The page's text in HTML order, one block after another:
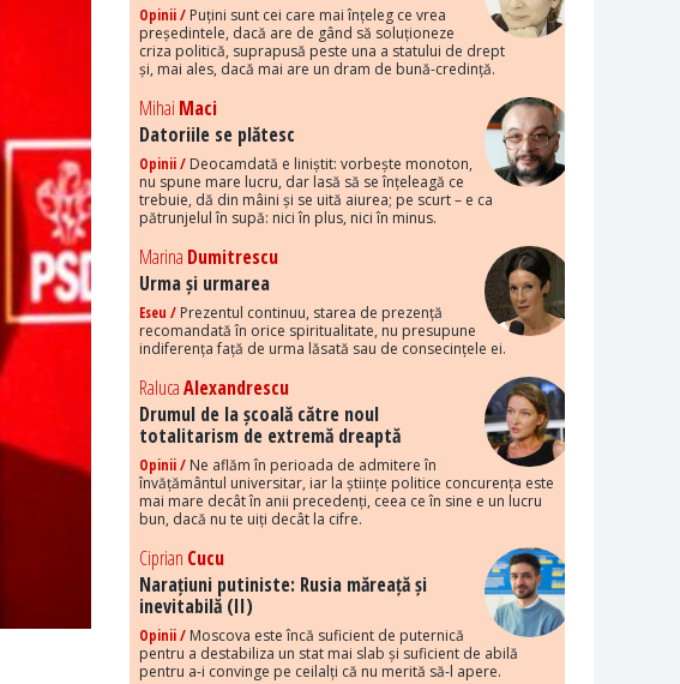
Opinii / Puțini sunt cei care mai înțeleg ce vrea
președintele, dacă are de gând să soluționeze
criza politică, suprapusă peste una a statului de drept
și, mai ales, dacă mai are un dram de bună-credință.
Mihai Maci
Datoriile se plătesc
Opinii / Deocamdată e liniștit: vorbește monoton,
nu spune mare lucru, dar lasă să se înțeleagă ce
trebuie, dă din mâini și se uită aiurea; pe scurt – e ca
pătrunjelul în supă: nici în plus, nici în minus.
Marina Dumitrescu
Urma și urmarea
Eseu / Prezentul continuu, starea de prezență
recomandată în orice spiritualitate, nu presupune
indiferența față de urma lăsată sau de consecințele ei.
RalucaAlexandrescu
Drumul de la școală către noul
totalitarism de extremă dreaptă
Opinii / Ne aflăm în perioada de admitere în
învățământul universitar, iar la științe politice concurența este
mai mare decât în anii precedenți, ceea ce în sine e un lucru
bun, dacă nu te uiți decât la cifre.
Ciprian Cucu
Narațiuni putiniste: Rusia măreață și
inevitabilă (II)
Opinii / Moscova este încă suficient de puternică
pentru a destabiliza un stat mai slab și suficient de abilă
pentru a-i convinge pe ceilalți că nu merită să-l apere.